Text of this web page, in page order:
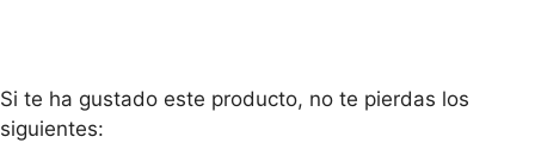
Si te ha gustado este producto, no te pierdas los
siguientes: